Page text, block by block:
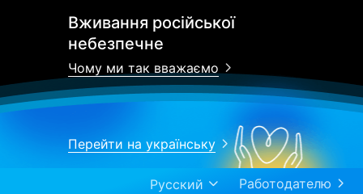
Вживання російської
небезпечне
Чому ми так вважаємо
Перейти на українську
Работодателю
Русский